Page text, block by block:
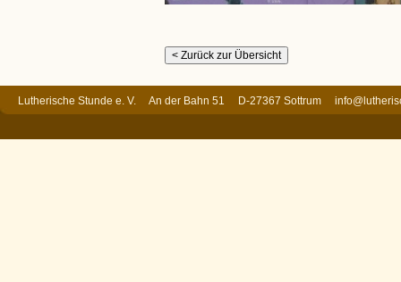
Lutherische Stunde e. V. An der Bahn 51 D-27367 Sottrum